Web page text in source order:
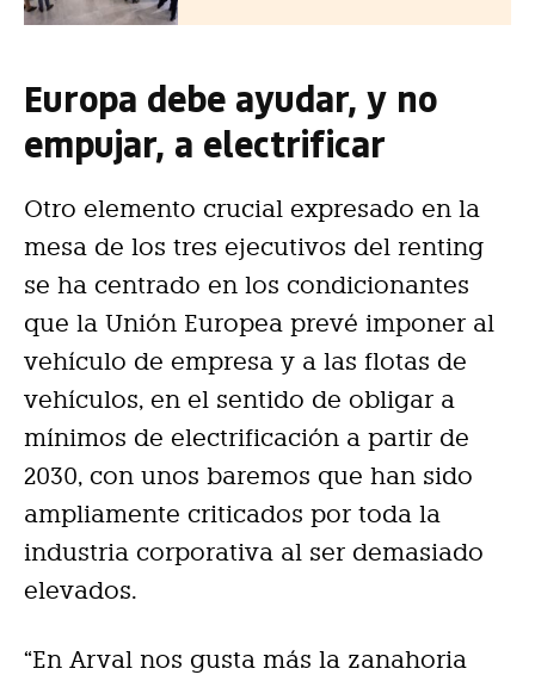
Europa debe ayudar, y no
empujar, a electrificar
Otro elemento crucial expresado en la
mesa de los tres ejecutivos del renting
se ha centrado en los condicionantes
que la Unión Europea prevé imponer al
vehículo de empresa y a las flotas de
vehículos, en el sentido de obligar a
mínimos de electrificación a partir de
2030, con unos baremos que han sido
ampliamente criticados por toda la
industria corporativa al ser demasiado
elevados.
“En Arval nos gusta más la zanahoria